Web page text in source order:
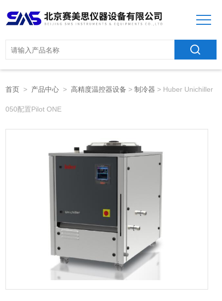
首页 > 产品中心 >高精度温控器设备 >制冷器 > Huber Unichiller
050配置Pilot ONE